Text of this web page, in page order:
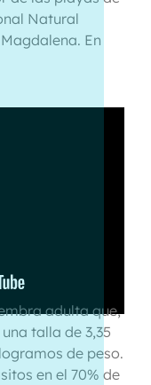
Natural
En
adulta que,
talla de 3,35
de peso.
en el 70% de